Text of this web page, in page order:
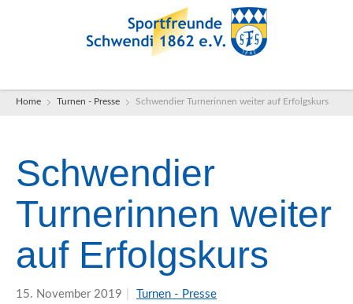
Home Turnen - Presse Schwendier Turnerinnen weiter auf Erfolgskurs
Schwendier
Turnerinnen weiter
auf Erfolgskurs
15. November 2019 Turnen - Presse